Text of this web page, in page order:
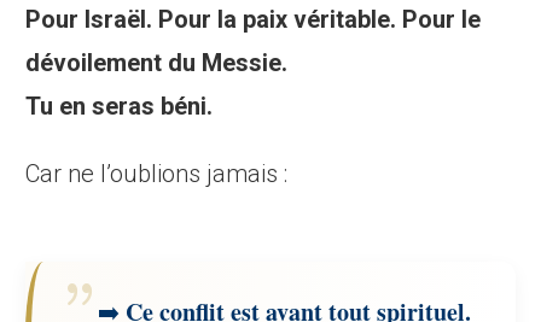
Pour Israël. Pour la paix véritable. Pour le
dévoilement du Messie.
Tu en seras béni.
Car ne l’oublions jamais :
➡️ Ce conflit est avant tout spirituel.